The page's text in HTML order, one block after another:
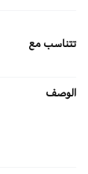
تتناسب مع
الوصف